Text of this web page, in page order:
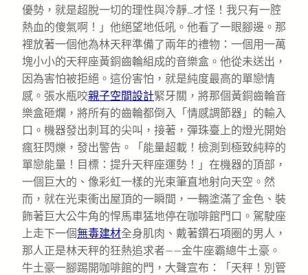
優勢，就是超脫一切的理性與冷靜…才怪！我只有一腔
熱血的傻氣啊！」他絕望地低吼。他看了一眼腳邊。那
裡放著一個他為林天秤準備了兩年的禮物：一個用一萬
塊小小的天秤座黃銅齒輪組成的音樂盒。他從未送出，
因為害怕被拒絕。這份害怕，就是純度最高的單戀情
感。張水瓶咬親子空間設計緊牙關，將那個黃銅齒輪音
樂盒砸爛，將所有的齒輪都倒入「情感調節器」的輸入
口。機器發出刺耳的尖叫，接著，彈珠臺上的燈光開始
瘋狂閃爍，發出警告。「能量超載！檢測到極致純粹的
單戀能量！目標：提升天秤座運勢！」在機器的頂部，
一個巨大的、像彩虹一樣的光束筆直地射向天空。然
而，就在光束衝出屋頂的一瞬間，一輛塗滿了金色、裝
飾著巨大公牛角的悍馬車猛地停在咖啡館門口。駕駛座
上走下一個無毒建材全身肌肉、戴著鑽石項圈的男人，
那人正是林天秤的狂熱追求者——金牛座霸總牛土豪。
牛土豪一腳踢開咖啡館的門，大聲宣布：「天秤！別管